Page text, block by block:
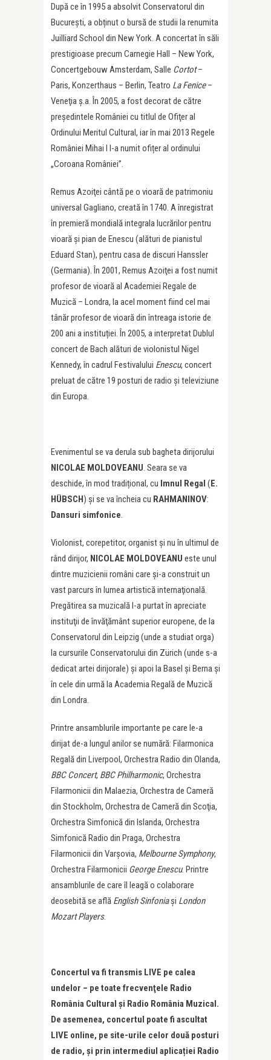
După ce în 1995 a absolvit Conservatorul din
Bucureşti, a obținut o bursă de studii la renumita
Juilliard School din New York. A concertat în săli
prestigioase precum Carnegie Hall – New York,
Concertgebouw Amsterdam, Salle Cortot–
Paris, Konzerthaus – Berlin, Teatro La Fenice–
Veneţia ș.a. În 2005, a fost decorat de către
președintele României cu titlul de Ofiţer al
Ordinului Meritul Cultural, iar în mai 2013 Regele
României Mihai I l-a numit ofițer al ordinului
„Coroana României”.
Remus Azoiţei cântă pe o vioară de patrimoniu
universal Gagliano, creată în 1740. A înregistrat
în premieră mondială integrala lucrărilor pentru
vioară şi pian de Enescu (alături de pianistul
Eduard Stan), pentru casa de discuri Hanssler
(Germania). În 2001, Remus Azoiţei a fost numit
profesor de vioară al Academiei Regale de
Muzică – Londra, la acel moment fiind cel mai
tânăr profesor de vioară din întreaga istorie de
200 ani a instituției. În 2005, a interpretat Dublul
concert de Bach alături de violonistul Nigel
Kennedy, în cadrul Festivalului Enescu, concert
preluat de către 19 posturi de radio și televiziune
din Europa.
Evenimentul se va derula sub bagheta dirijorului
NICOLAE MOLDOVEANU. Seara se va
deschide, în mod tradițional, cu Imnul Regal (E.
HÜBSCH) și se va încheia cu RAHMANINOV:
Dansuri simfonice.
Violonist, corepetitor, organist şi nu în ultimul de
rând dirijor, NICOLAE MOLDOVEANU este unul
dintre muzicienii români care şi-a construit un
vast parcurs în lumea artistică internaţională.
Pregătirea sa muzicală l-a purtat în apreciate
instituţii de învăţământ superior europene, de la
Conservatorul din Leipzig (unde a studiat orga)
la cursurile Conservatorului din Zürich (unde s-a
dedicat artei dirijorale) şi apoi la Basel şi Berna şi
în cele din urmă la Academia Regală de Muzică
din Londra.
Printre ansamblurile importante pe care le-a
dirijat de-a lungul anilor se numără: Filarmonica
Regală din Liverpool, Orchestra Radio din Olanda,
BBC Concert, BBC Philharmonic, Orchestra
Filarmonicii din Malaezia, Orchestra de Cameră
din Stockholm, Orchestra de Cameră din Scoţia,
Orchestra Simfonică din Islanda, Orchestra
Simfonică Radio din Praga, Orchestra
Filarmonicii din Varşovia, Melbourne Symphony,
Orchestra Filarmonicii George Enescu. Printre
ansamblurile de care îl leagă o colaborare
deosebită se află English Sinfoniaşi London
Mozart Players.
Concertul va fi transmis LIVE pe calea
undelor – pe toate frecvenţele Radio
România Cultural şi Radio România Muzical.
De asemenea, concertul poate fi ascultat
LIVE online, pe site-urile celor două posturi
de radio, și prin intermediul aplicației Radio